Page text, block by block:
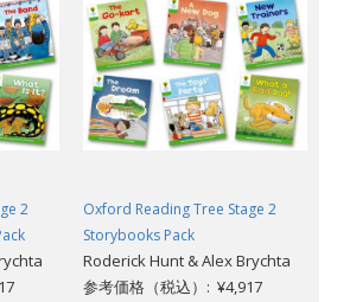
2
Oxford Reading Tree Stage 2
Storybooks Pack
Roderick Hunt & Alex Brychta
参考価格（税込）: ¥4,917